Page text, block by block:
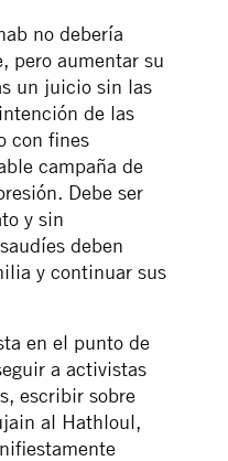
no debería
pero aumentar su
un juicio sin las
de las
con fines
campaña de
Debe ser
y sin
deben
y continuar sus
en el punto de
a activistas
escribir sobre
al Hathloul,